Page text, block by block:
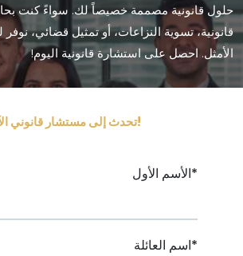
حلول قانونية مصممة خصيصاً لك. سواءً كنت
قانونية، تسوية النزاعات، أو تمثيل قضائي،
الأمثل. احصل على استشارة قانونية اليوم!
تحدث إلى مستشار قانوني الآن!
الأسم الأول*
اسم العائلة*